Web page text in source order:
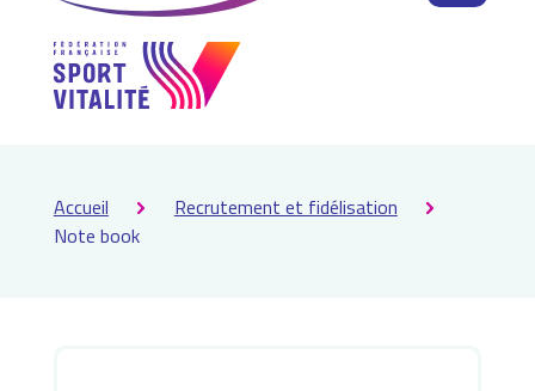
Accueil
Recrutement et fidélisation
Note book